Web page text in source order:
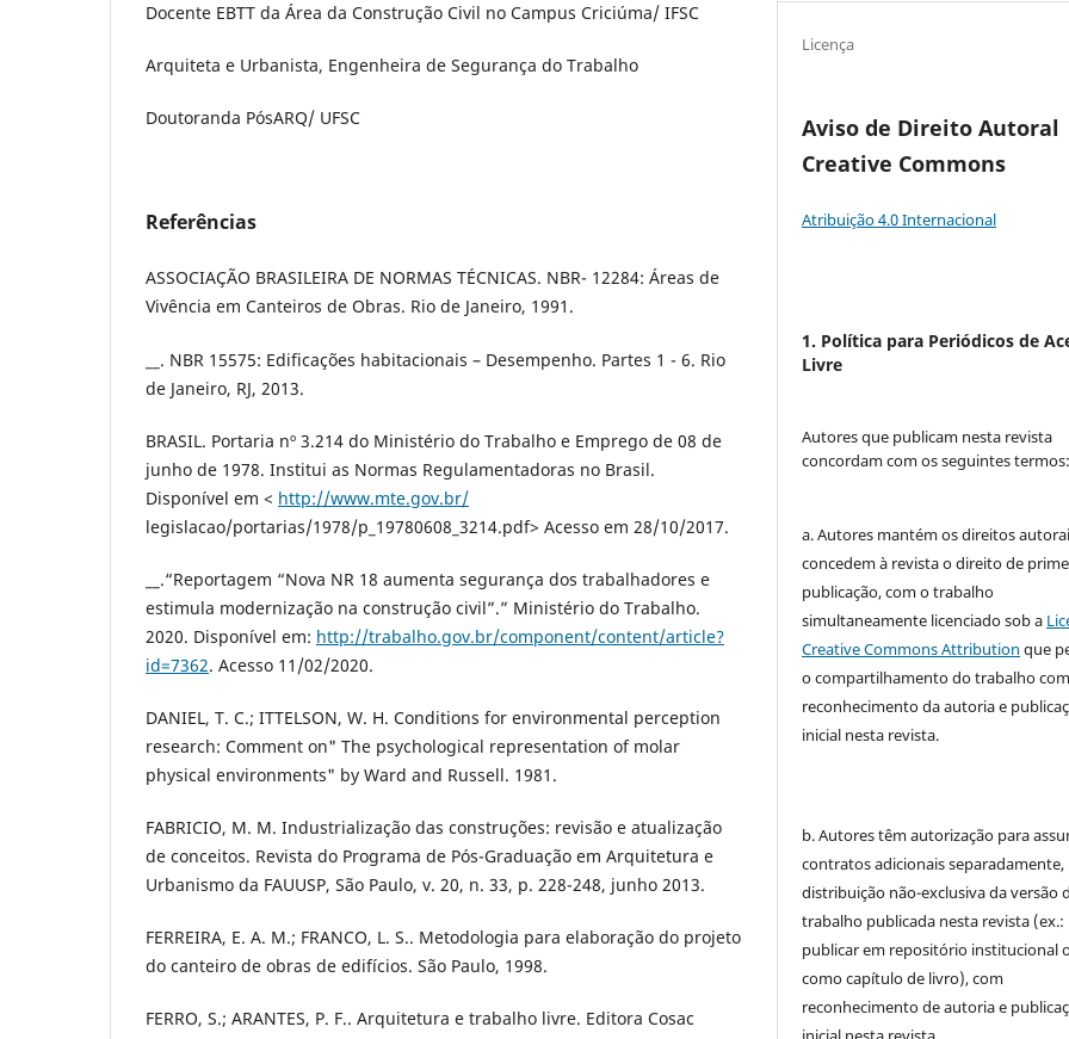
Docente EBTT da Área da Construção Civil no Campus Criciúma/ IFSC
Arquiteta e Urbanista, Engenheira de Segurança do Trabalho
Doutoranda PósARQ/ UFSC
Referências
ASSOCIAÇÃO BRASILEIRA DE NORMAS TÉCNICAS. NBR- 12284: Áreas de
Vivência em Canteiros de Obras. Rio de Janeiro, 1991.
__. NBR 15575: Edificações habitacionais – Desempenho. Partes 1 - 6. Rio
de Janeiro, RJ, 2013.
BRASIL. Portaria nº 3.214 do Ministério do Trabalho e Emprego de 08 de
junho de 1978. Institui as Normas Regulamentadoras no Brasil.
Disponível em < http://www.mte.gov.br/
legislacao/portarias/1978/p_19780608_3214.pdf> Acesso em 28/10/2017.
__.“Reportagem “Nova NR 18 aumenta segurança dos trabalhadores e
estimula modernização na construção civil”.” Ministério do Trabalho.
2020. Disponível em: http://trabalho.gov.br/component/content/article?
id=7362. Acesso 11/02/2020.
DANIEL, T. C.; ITTELSON, W. H. Conditions for environmental perception
research: Comment on" The psychological representation of molar
physical environments" by Ward and Russell. 1981.
FABRICIO, M. M. Industrialização das construções: revisão e atualização
de conceitos. Revista do Programa de Pós-Graduação em Arquitetura e
Urbanismo da FAUUSP, São Paulo, v. 20, n. 33, p. 228-248, junho 2013.
FERREIRA, E. A. M.; FRANCO, L. S.. Metodologia para elaboração do projeto
do canteiro de obras de edifícios. São Paulo, 1998.
FERRO, S.; ARANTES, P. F.. Arquitetura e trabalho livre. Editora Cosac
Licença
Aviso de Direito Autoral
Creative Commons
Atribuição 4.0 Internacional
1. Política para Periódicos de
Livre
Autores que publicam nesta revista
concordam com os seguintes termos:
a. Autores mantém os direitos
concedem à revista o direito de
publicação, com o trabalho
simultaneamente licenciado sob a
Creative Commons Attribution que
o compartilhamento do trabalho com
reconhecimento da autoria e
inicial nesta revista.
b. Autores têm autorização para
contratos adicionais separadamente,
distribuição não-exclusiva da versão
trabalho publicada nesta revista (ex.:
publicar em repositório institucional
como capítulo de livro), com
reconhecimento de autoria e